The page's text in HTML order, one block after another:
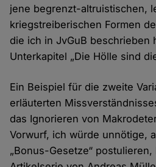
jene begrenzt-altruistischen,
kriegstreiberischen Formen
die ich in JvGuB beschrieben
Unterkapitel „Die Hölle sind
Ein Beispiel für die zweite
erläuterten
das Ignorieren von
Vorwurf, ich würde unnötige,
„Bonus-Gesetze“